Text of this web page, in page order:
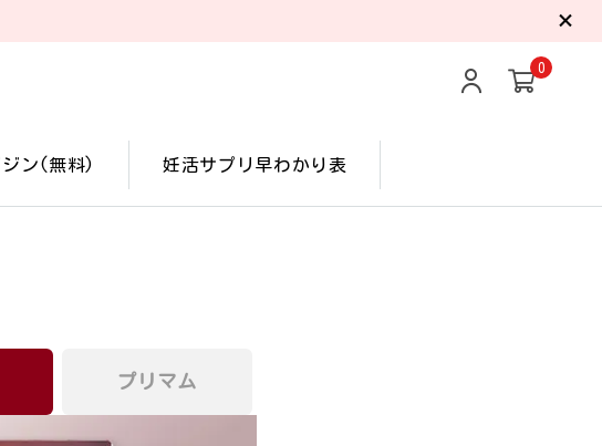
0
ジン(無料) 妊活サプリ早わかり表
プリマム